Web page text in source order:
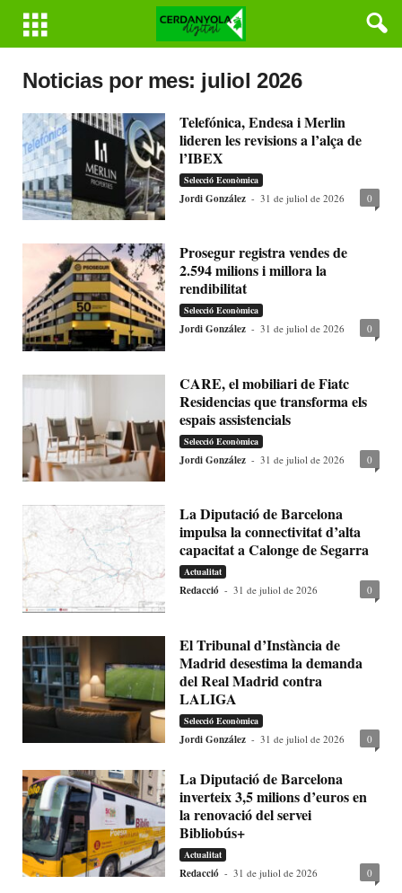
Noticias por mes: juliol 2026
Telefónica, Endesa i Merlin
lideren les revisions a l’alça de
l’IBEX
Selecció Econòmica
Jordi González - 31 de juliol de 2026 0
Prosegur registra vendes de
2.594 milions i millora la
rendibilitat
Selecció Econòmica
Jordi González - 31 de juliol de 2026 0
CARE, el mobiliari de Fiatc
Residencias que transforma els
espais assistencials
Selecció Econòmica
Jordi González - 31 de juliol de 2026 0
La Diputació de Barcelona
impulsa la connectivitat d’alta
capacitat a Calonge de Segarra
Actualitat
Redacció - 31 de juliol de 2026 0
El Tribunal d’Instància de
Madrid desestima la demanda
del Real Madrid contra
LALIGA
Selecció Econòmica
Jordi González - 31 de juliol de 2026 0
La Diputació de Barcelona
inverteix 3,5 milions d’euros en
la renovació del servei
Bibliobús+
Actualitat
Redacció - 31 de juliol de 2026 0